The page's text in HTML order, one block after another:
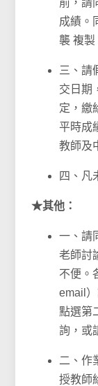
前，請
成績。
襲 複製
三、請
交日期
定，繳
平時成
教師及
四、凡
★其他：
一、請
老師討
不便。
email
點選第
詢，或
二、作
授教師